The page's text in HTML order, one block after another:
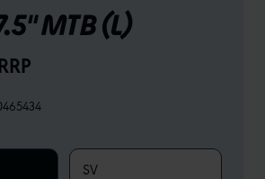
MTB (L)
SV